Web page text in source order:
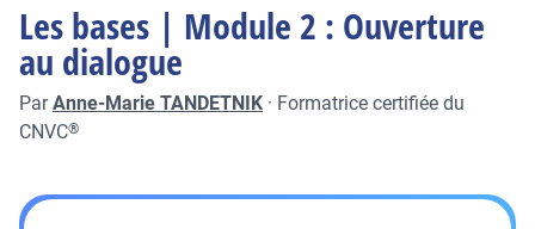
Les bases | Module 2 : Ouverture
au dialogue
ParAnne-Marie TANDETNIK · Formatrice certifiée du
CNVC®